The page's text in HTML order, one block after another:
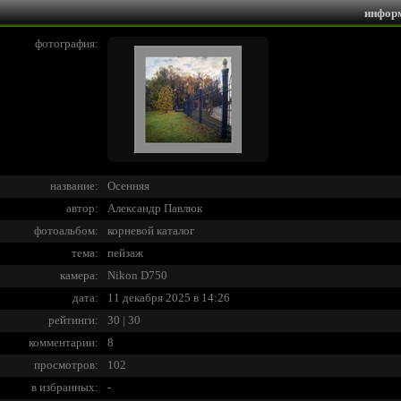
фотография:
название:
Осенняя
автор:
Александр Павлюк
фотоальбом:
корневой каталог
тема:
пейзаж
камера:
Nikon D750
дата:
11 декабря 2025 в 14:26
рейтинги:
30 | 30
комментарии:
8
просмотров:
102
в избранных:
-